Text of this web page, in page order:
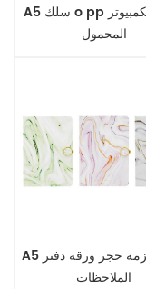
A5 سلك o pp غطاء الكمبيوتر
المحمول
A5 حالة ملزمة حجر ورقة دفتر
الملاحظات